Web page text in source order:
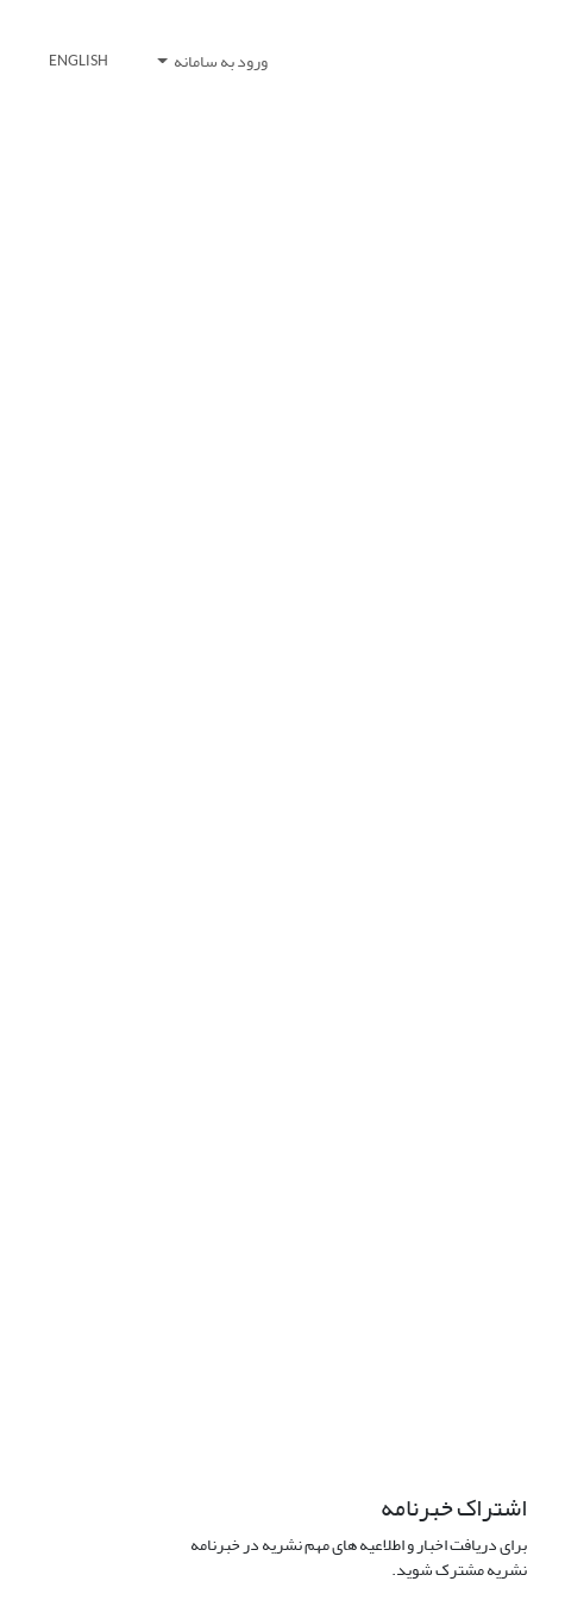
ورود به سامانه ENGLISH
اشتراک خبرنامه
برای دریافت اخبار و اطلاعیه های مهم نشریه در خبرنامه
نشریه مشترک شوید.